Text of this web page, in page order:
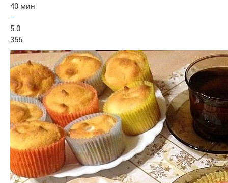
40 мин
–
5.0
356